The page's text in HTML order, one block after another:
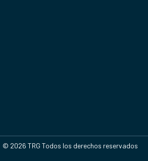
© 2026 TRG Todos los derechos reservados